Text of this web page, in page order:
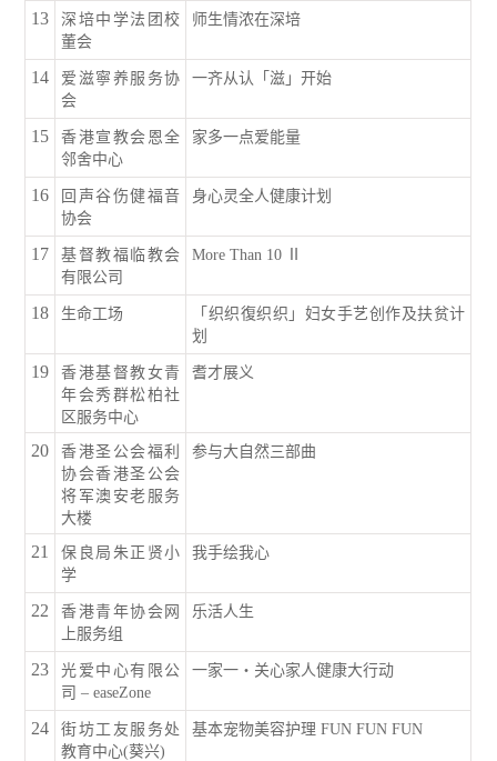
13
深培中学法团校
董会
师生情浓在深培
14
爱滋寧养服务协
会
一齐从认「滋」开始
15
香港宣教会恩全
邻舍中心
家多一点爱能量
16
回声谷伤健福音
协会
身心灵全人健康计划
17
基督教福临教会
有限公司
More Than 10 Ⅱ
18 生命工场
「织织復织织」妇女手艺创作及扶贫计
划
19
香港基督教女青
年会秀群松柏社
区服务中心
耆才展义
20
香港圣公会福利
协会香港圣公会
将军澳安老服务
大楼
参与大自然三部曲
21
保良局朱正贤小
学
我手绘我心
22
香港青年协会网
上服务组
乐活人生
23
光爱中心有限公
司 – easeZone
一家一‧关心家人健康大行动
24
街坊工友服务处
教育中心(葵兴)
基本宠物美容护理 FUN FUN FUN